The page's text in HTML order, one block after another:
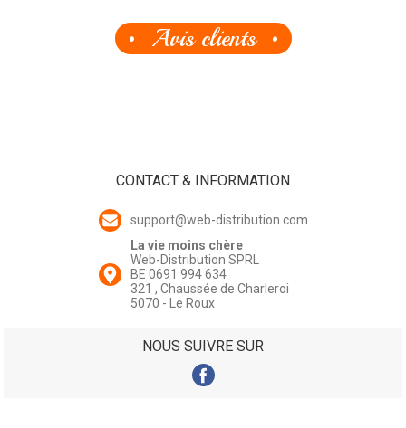
Avis clients
CONTACT & INFORMATION
support@web-distribution.com
La vie moins chère
Web-Distribution SPRL
BE 0691 994 634
321 , Chaussée de Charleroi
5070 - Le Roux
NOUS SUIVRE SUR